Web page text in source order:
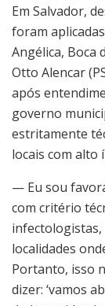
Em Salvador,
foram
Angélica, Boca
Otto Alencar
após
governo
estritamente
locais com alto
— Eu sou
com critério
infectologistas,
localidades
Portanto, isso
dizer: ‘vamos